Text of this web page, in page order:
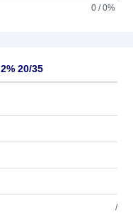
0 / 0%
20/35
/